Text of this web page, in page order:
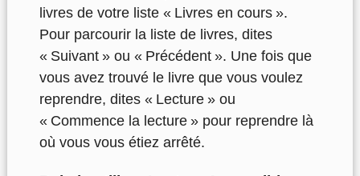
livres de votre liste « Livres en cours ».
Pour parcourir la liste de livres, dites
« Suivant » ou « Précédent ». Une fois que
vous avez trouvé le livre que vous voulez
reprendre, dites « Lecture » ou
« Commence la lecture » pour reprendre là
où vous vous étiez arrêté.